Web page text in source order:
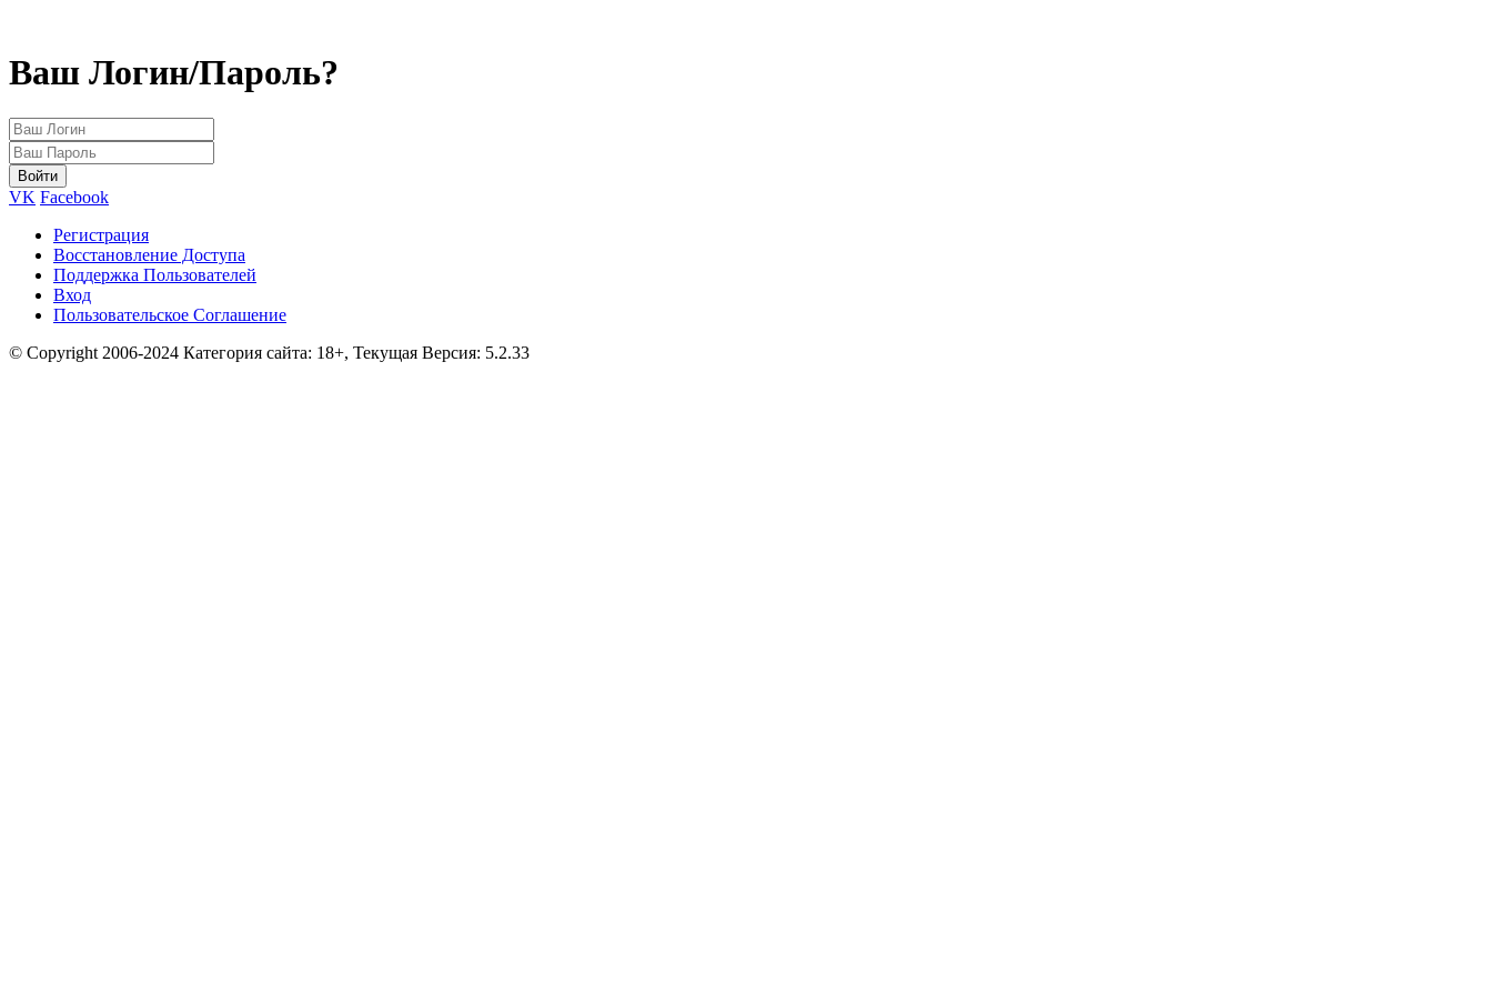
Ваш Логин/Пароль?
VK Facebook
Регистрация
Восстановление Доступа
Поддержка Пользователей
Вход
Пользовательское Соглашение
© Copyright 2006-2024 Категория сайта: 18+, Текущая Версия: 5.2.33